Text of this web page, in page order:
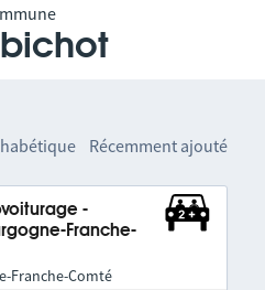
Récemment ajouté
-
Franche-
Franche-Comté